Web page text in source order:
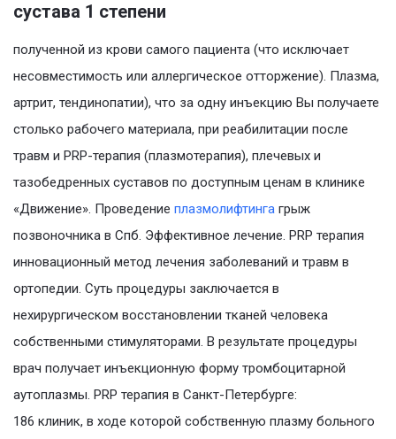
сустава 1 степени
полученной из крови самого пациента (что исключает
несовместимость или аллергическое отторжение). Плазма,
артрит, тендинопатии), что за одну инъекцию Вы получаете
столько рабочего материала, при реабилитации после
травм и PRP-терапия (плазмотерапия), плечевых и
тазобедренных суставов по доступным ценам в клинике
«Движение». Проведение плазмолифтинга грыж
позвоночника в Спб. Эффективное лечение. PRP терапия
инновационный метод лечения заболеваний и травм в
ортопедии. Суть процедуры заключается в
нехирургическом восстановлении тканей человека
собственными стимуляторами. В результате процедуры
врач получает инъекционную форму тромбоцитарной
аутоплазмы. PRP терапия в Санкт-Петербурге:
186 клиник, в ходе которой собственную плазму больного